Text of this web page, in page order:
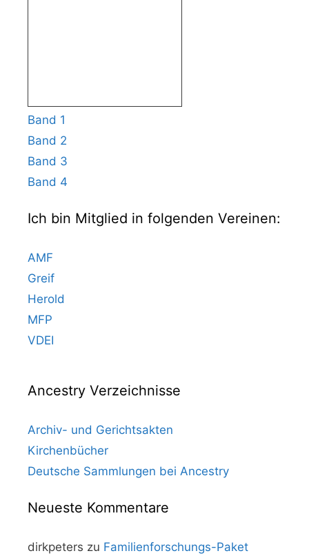
Band 1
Band 2
Band 3
Band 4
Ich bin Mitglied in folgenden Vereinen:
AMF
Greif
Herold
MFP
VDEI
Ancestry Verzeichnisse
Archiv- und Gerichtsakten
Kirchenbücher
Deutsche Sammlungen bei Ancestry
Neueste Kommentare
dirkpeters zu Familienforschungs-Paket